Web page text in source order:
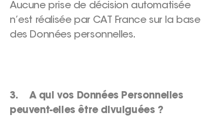
Aucune prise de décision automatisée
n’est réalisée par CAT France sur la base
des Données personnelles.
3. A qui vos Données Personnelles
peuvent-elles être divulguées ?